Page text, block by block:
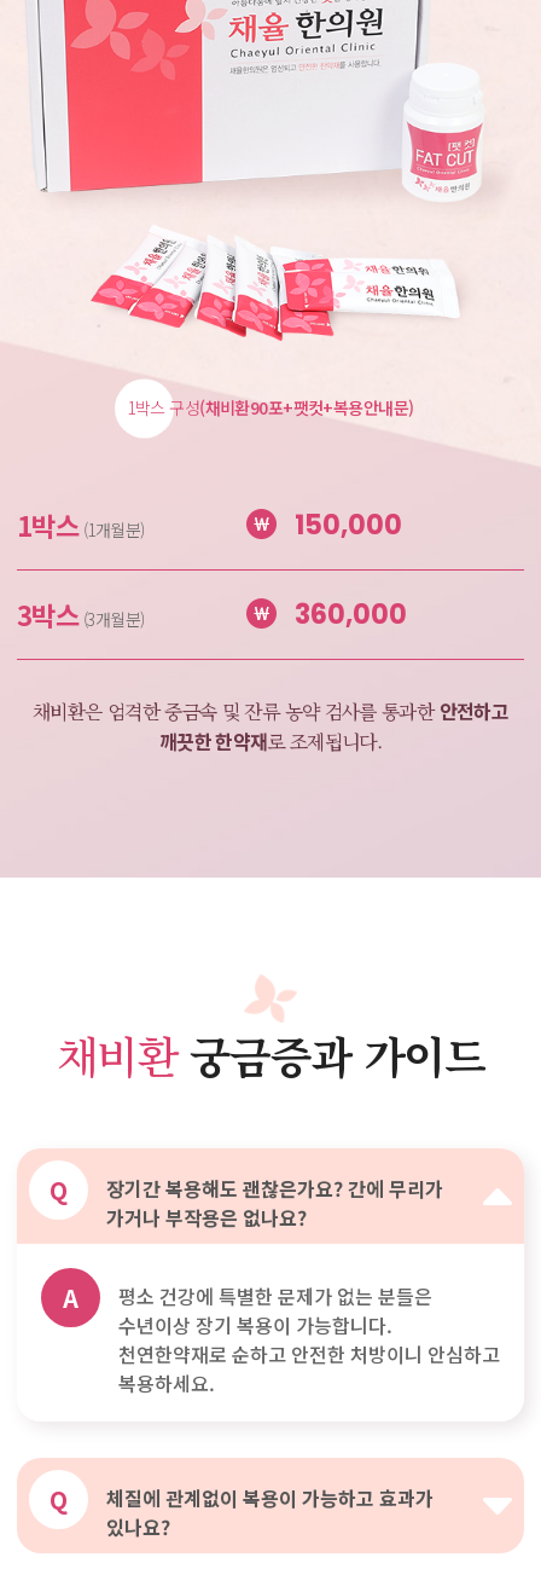
1박스 구성(채비환90포+팻컷+복용안내문)
1박스(1개월분) 150,000
3박스(3개월분) 360,000
채비환은 엄격한 중금속 및 잔류 농약 검사를통과한안전하고
깨끗한 한약재로 조제됩니다.
채비환궁금증과 가이드
Q
장기간 복용해도 괜찮은가요? 간에 무리가
가거나 부작용은 없나요?
A
평소 건강에 특별한 문제가 없는 분들은
수년이상 장기 복용이 가능합니다.
천연한약재로 순하고 안전한 처방이니 안심하고
복용하세요.
Q
체질에 관계없이 복용이 가능하고 효과가
있나요?